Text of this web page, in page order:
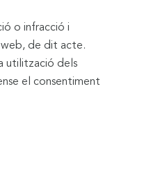
o infracció i
de dit acte.
utilització dels
el consentiment